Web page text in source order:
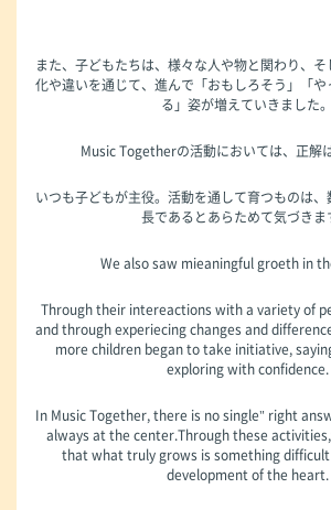
また、子どもたちは、様々な人や物と関わり、
化や違いを通じて、進んで「おもしろそう」「
る」姿が増えていきました。
Music Togetherの活動においては、正解
いつも子どもが主役。活動を通して育つものは
長であるとあらためて気づきま
We also saw mieaningful groeth in
Through their intereactions with a variety of
and through experiecing changes and
more children began to take initiative,
exploring with confidence.
In Music Together, there is no single" right
always at the center.Through these
that what truly grows is something
development of the heart.